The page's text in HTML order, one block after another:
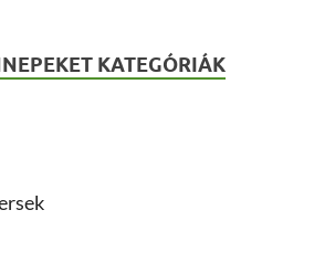
KATEGÓRIÁK